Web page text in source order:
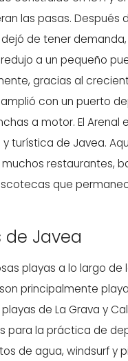
las pasas. Después
de tener
a un pequeño
gracias al
con un puerto
a motor. El Arenal
turística de Javea.
restaurantes,
que
de Javea
playas a lo largo de
principalmente
de La Grava y
para la práctica de
de agua, windsurf y